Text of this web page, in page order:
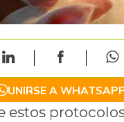
UNIRSE A
estos